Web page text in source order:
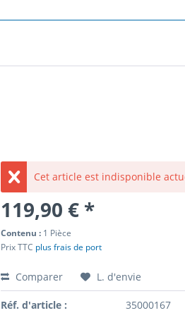
Cet article est indisponible
119,90 € *
Contenu : 1 Pièce
Prix TTC plus frais de port
Comparer L. d'envie
Réf. d'article : 35000167